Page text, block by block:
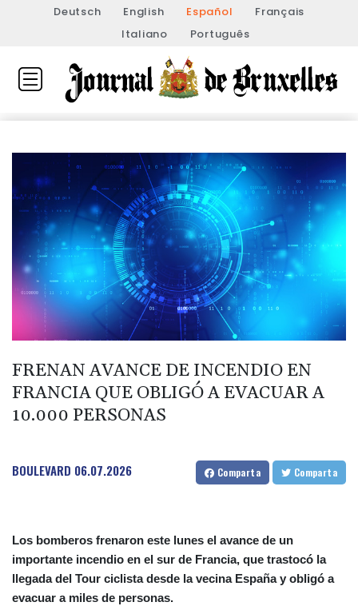
Deutsch English Español
Français
Italiano
Português
FRENAN AVANCE DE INCENDIO EN
FRANCIA QUE OBLIGÓ A EVACUAR A
10.000 PERSONAS
BOULEVARD 06.07.2026 Comparta Comparta
Los bomberos frenaron este lunes el avance de un
importante incendio en el sur de Francia, que trastocó la
llegada del Tour ciclista desde la vecina España y obligó a
evacuar a miles de personas.